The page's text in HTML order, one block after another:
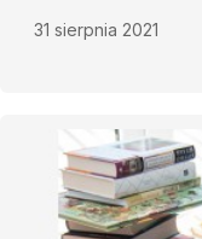
31 sierpnia 2021